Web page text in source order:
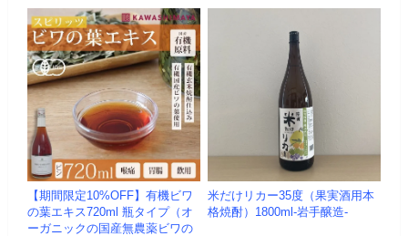
【期間限定10%OFF】有機ビワ
の葉エキス720ml 瓶タイプ（オ
ーガニックの国産無農薬ビワの
米だけリカー35度（果実酒用本
格焼酎）1800ml-岩手醸造-